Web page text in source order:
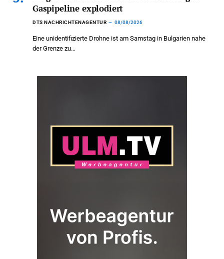
Gaspipeline explodiert
DTS NACHRICHTENAGENTUR 08/08/2026
Eine unidentifizierte Drohne ist am Samstag in Bulgarien nahe
der Grenze zu…